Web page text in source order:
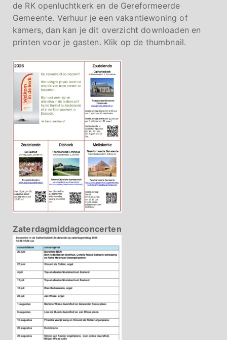
de RK openluchtkerk en de Gereformeerde
Gemeente. Verhuur je een vakantiewoning of
kamers, dan kan je dit overzicht downloaden en
printen voor je gasten. Klik op de thumbnail.
Zaterdagmiddagconcerten